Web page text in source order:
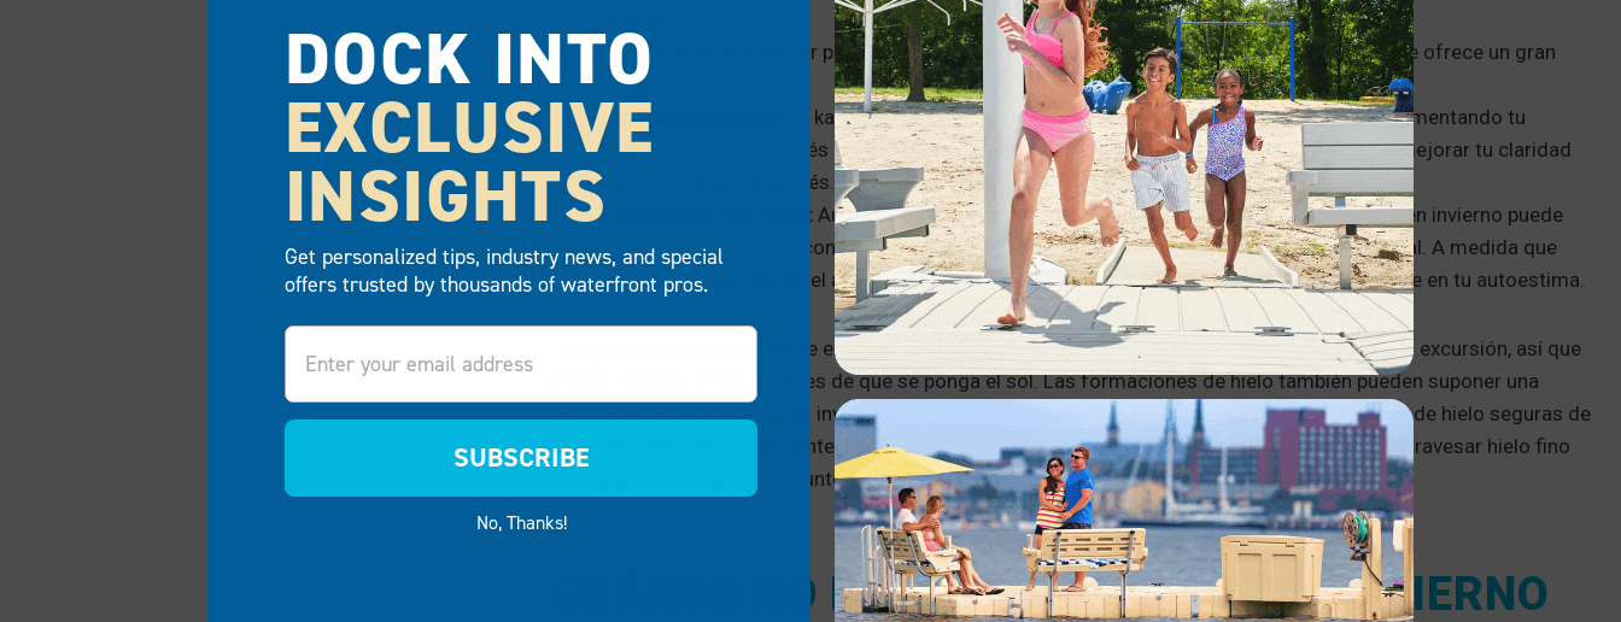
Desafío físico:
Navegar por aguas frías y a veces heladas puede ser un desafío físico, que ofrece un gran
entrenamiento.
Resistencia mental:
El kayak de invierno te ayuda a centrarte en el momento presente, aumentando tu
fortaleza mental a través de la atención plena. Esta práctica saludable puede ayudarte a mejorar tu claridad
mental y reducir el estrés.
Crecimiento personal: Aunque seas un ávido kayakista en los meses de verano, hacerlo en invierno puede
sacarte de tu zona de confort. Participar en un nuevo reto fomenta el crecimiento personal. A medida que
superas obstáculos en el agua, tu confianza puede mejorar, lo que repercute positivamente en tu autoestima.
Tenga en cuenta que, durante el invierno, es probable que disponga de menos luz diurna para su excursión, así que
planee navegar en kayak antes de que se ponga el sol. Las formaciones de hielo también pueden suponer una
amenaza para sus aventuras invernales en kayak. Debes aprender a diferenciar las condiciones de hielo seguras de
las situaciones potencialmente peligrosas. En condiciones de hielo, es posible que tenga que atravesar hielo fino
para avanzar o regresar al punto de partida.
CUÁNDO NO PRACTICAR KAYAK EN INVIERNO
DOCK INTO
EXCLUSIVE
INSIGHTS
Get personalized tips, industry news, and special
offers trusted by thousands of waterfront pros.
Email
SUBSCRIBE
No, Thanks!